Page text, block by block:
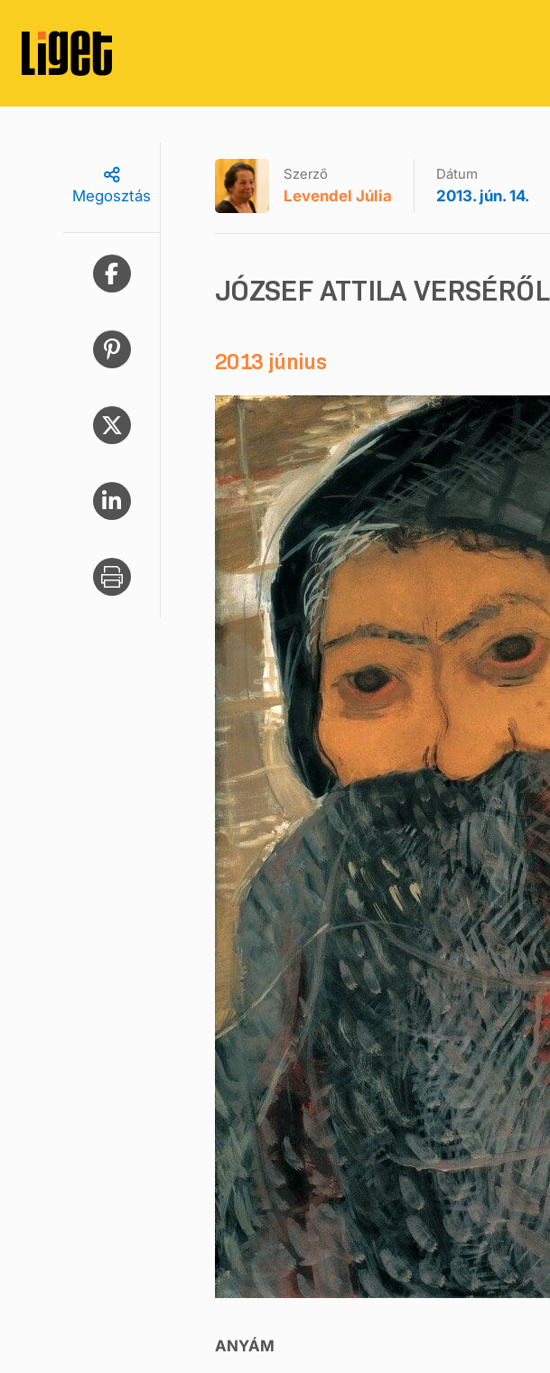
Megosztás
Szerző
Levendel Júlia
Dátum
2013. jún. 14.
JÓZSEF ATTILA VERSÉRŐL
2013 június
ANYÁM